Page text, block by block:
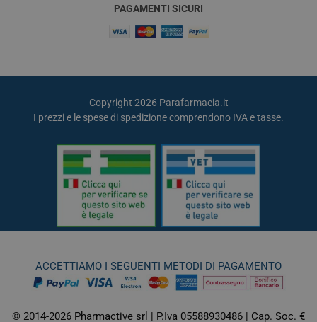
PAGAMENTI SICURI
Copyright 2026 Parafarmacia.it
I prezzi e le spese di spedizione comprendono IVA e tasse.
ACCETTIAMO I SEGUENTI METODI DI PAGAMENTO
© 2014-2026 Pharmactive srl | P.Iva 05588930486 | Cap. Soc. €